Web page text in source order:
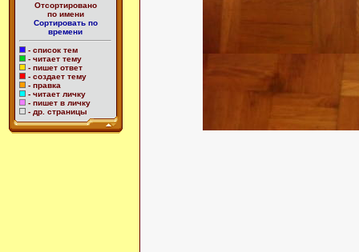
Отсортировано
по имени
Сортировать по
времени
- список тем
- читает тему
- пишет ответ
- создает тему
- правка
- читает личку
- пишет в личку
- др. страницы